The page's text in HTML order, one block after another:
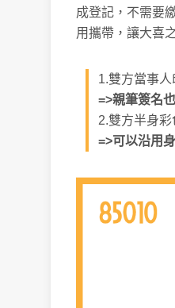
成登記，不需要
用攜帶，讓大喜
1.雙方當事人
=>親筆簽名
2.雙方半身
=>可以沿用